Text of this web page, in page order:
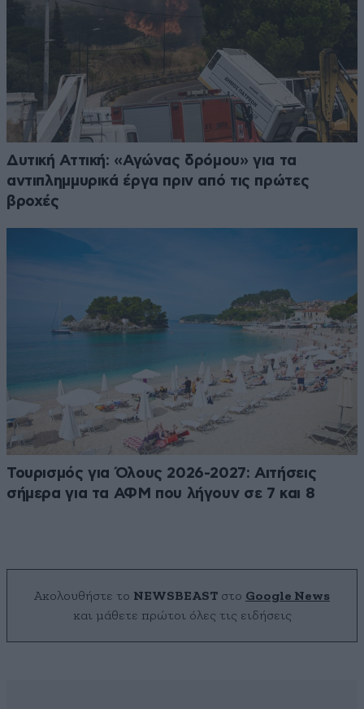
Δυτική Αττική: «Αγώνας δρόμου» για τα
αντιπλημμυρικά έργα πριν από τις πρώτες
βροχές
Τουρισμός για Όλους 2026-2027: Αιτήσεις
σήμερα για τα ΑΦΜ που λήγουν σε 7 και 8
Ακολουθήστε το NEWSBEAST στο Google News
και μάθετε πρώτοι όλες τις ειδήσεις